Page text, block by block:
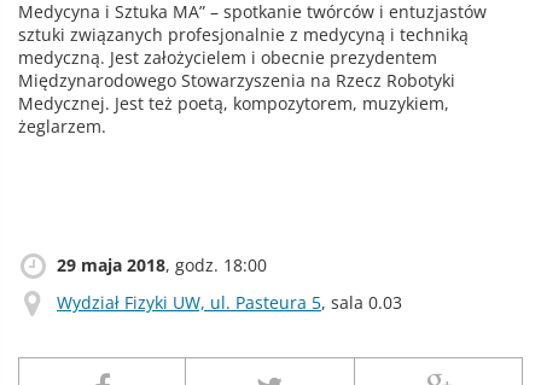
Medycyna i Sztuka MA” – spotkanie twórców i entuzjastów
sztuki związanych profesjonalnie z medycyną i techniką
medyczną. Jest założycielem i obecnie prezydentem
Międzynarodowego Stowarzyszenia na Rzecz Robotyki
Medycznej. Jest też poetą, kompozytorem, muzykiem,
żeglarzem.
29 maja 2018, godz. 18:00
Wydział Fizyki UW, ul. Pasteura 5, sala 0.03